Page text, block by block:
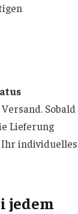
Sobald
Lieferung
Ihr individuelles
jedem